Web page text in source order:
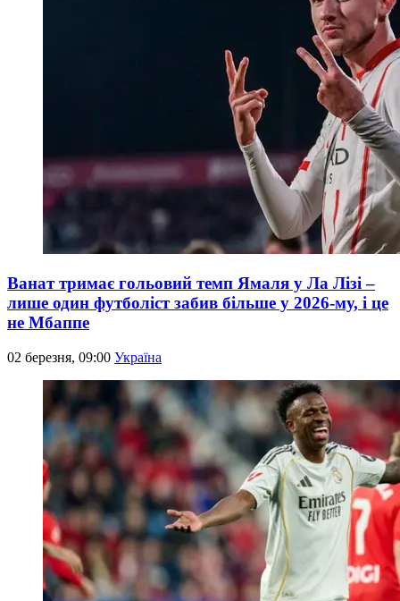
Ванат тримає гольовий темп Ямаля у Ла Лізі –
лише один футболіст забив більше у 2026-му, і це
не Мбаппе
02 березня, 09:00 Україна